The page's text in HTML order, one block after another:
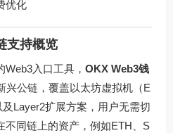
优化
支持概览
入口工具， OKX Web3钱
兴公链，覆盖以太坊虚拟机（E
Layer2扩展方案，用户无需切
不同链上的资产，例如ETH、S